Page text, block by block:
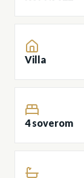
Villa
4 soverom